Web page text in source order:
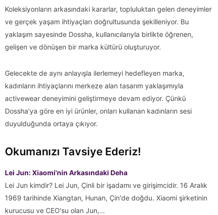
Koleksiyonların arkasındaki kararlar, topluluktan gelen deneyimler
ve gerçek yaşam ihtiyaçları doğrultusunda şekilleniyor. Bu
yaklaşım sayesinde Dossha, kullanıcılarıyla birlikte öğrenen,
gelişen ve dönüşen bir marka kültürü oluşturuyor.
Gelecekte de aynı anlayışla ilerlemeyi hedefleyen marka,
kadınların ihtiyaçlarını merkeze alan tasarım yaklaşımıyla
activewear deneyimini geliştirmeye devam ediyor. Çünkü
Dossha’ya göre en iyi ürünler, onları kullanan kadınların sesi
duyulduğunda ortaya çıkıyor.
Okumanızı Tavsiye Ederiz!
Lei Jun: Xiaomi'nin Arkasındaki Deha
Lei Jun kimdir? Lei Jun, Çinli bir işadamı ve girişimcidir. 16 Aralık
1969 tarihinde Xiangtan, Hunan, Çin'de doğdu. Xiaomi şirketinin
kurucusu ve CEO'su olan Jun,…